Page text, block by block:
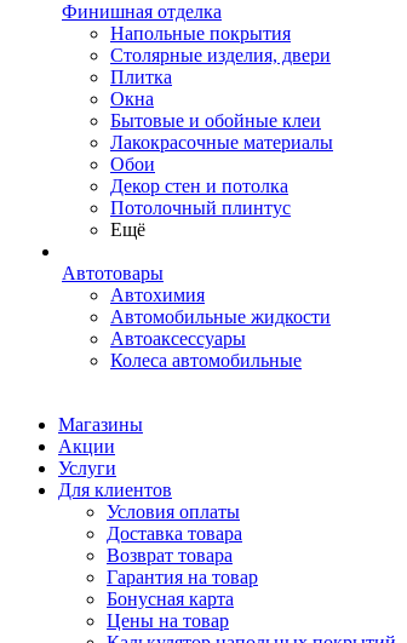
Финишная отделка
Напольные покрытия
Столярные изделия, двери
Плитка
Окна
Бытовые и обойные клеи
Лакокрасочные материалы
Обои
Декор стен и потолка
Потолочный плинтус
Ещё
Автотовары
Автохимия
Автомобильные жидкости
Автоаксессуары
Колеса автомобильные
Магазины
Акции
Услуги
Для клиентов
Условия оплаты
Доставка товара
Возврат товара
Гарантия на товар
Бонусная карта
Цены на товар